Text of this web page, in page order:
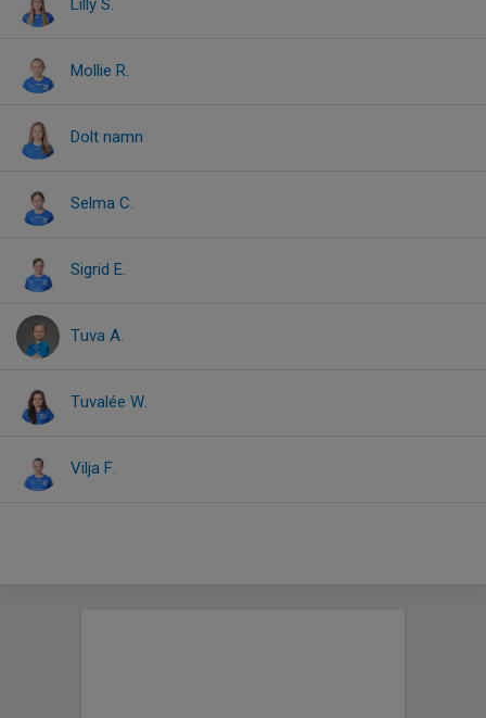
Lilly S.
Mollie R.
Dolt namn
Selma C.
Sigrid E.
Tuva A.
Tuvalée W.
Vilja F.